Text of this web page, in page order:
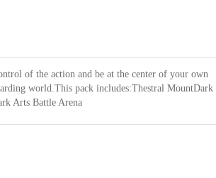
of the action and be at the center of your own
world.This pack includes:Thestral MountDark
Arts Battle Arena